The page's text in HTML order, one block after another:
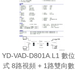
YD-VAD-D801A.L1 數位
式 8路視頻 + 1路雙向數